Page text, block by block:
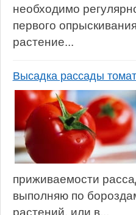
необходимо
первого
растение...
Высадка рассады
приживаемости
выполняю по
растений, или в...